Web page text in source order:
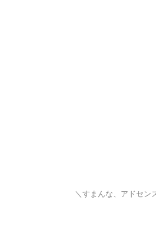
＼すまんな、アドセン